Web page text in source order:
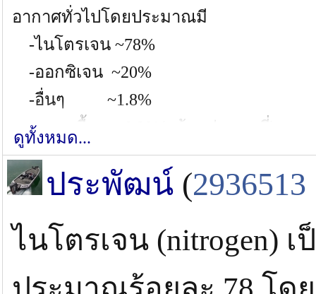
อากาศทั่วไปโดยประมาณมี
-ไนโตรเจน ~78%
-ออกซิเจน ~20%
-อื่นๆ ~1.8%
-ความชื้น ~0.2%(แล้วแต่สถานที่)
ก๊าซไนโตรเจนบรรจุท่อมี
- แก๊สไนโตรเจน 99.999%
- แก๊สเจือปนอื่นๆ 0.00001%
- ความชื้น น้อยกว่า0.000001%
ดูทั้งหมด...
ประพัฒน์ (2936513
ไนโตรเจน (nitrogen)